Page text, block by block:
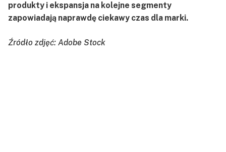
produkty i ekspansja na kolejne segmenty
zapowiadają naprawdę ciekawy czas dla marki.
Źródło zdjęć: Adobe Stock